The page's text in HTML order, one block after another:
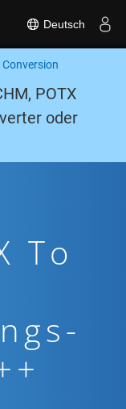
Deutsch
Conversion
POTX
oder
To